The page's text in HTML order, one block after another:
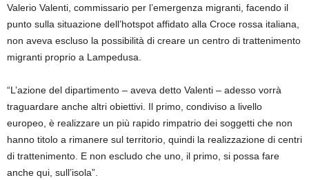
Valerio Valenti, commissario per l’emergenza migranti, facendo il
punto sulla situazione dell’hotspot affidato alla Croce rossa italiana,
non aveva escluso la possibilità di creare un centro di trattenimento
migranti proprio a Lampedusa.
“L’azione del dipartimento – aveva detto Valenti – adesso vorrà
traguardare anche altri obiettivi. Il primo, condiviso a livello
europeo, è realizzare un più rapido rimpatrio dei soggetti che non
hanno titolo a rimanere sul territorio, quindi la realizzazione di centri
di trattenimento. E non escludo che uno, il primo, si possa fare
anche qui, sull’isola”.